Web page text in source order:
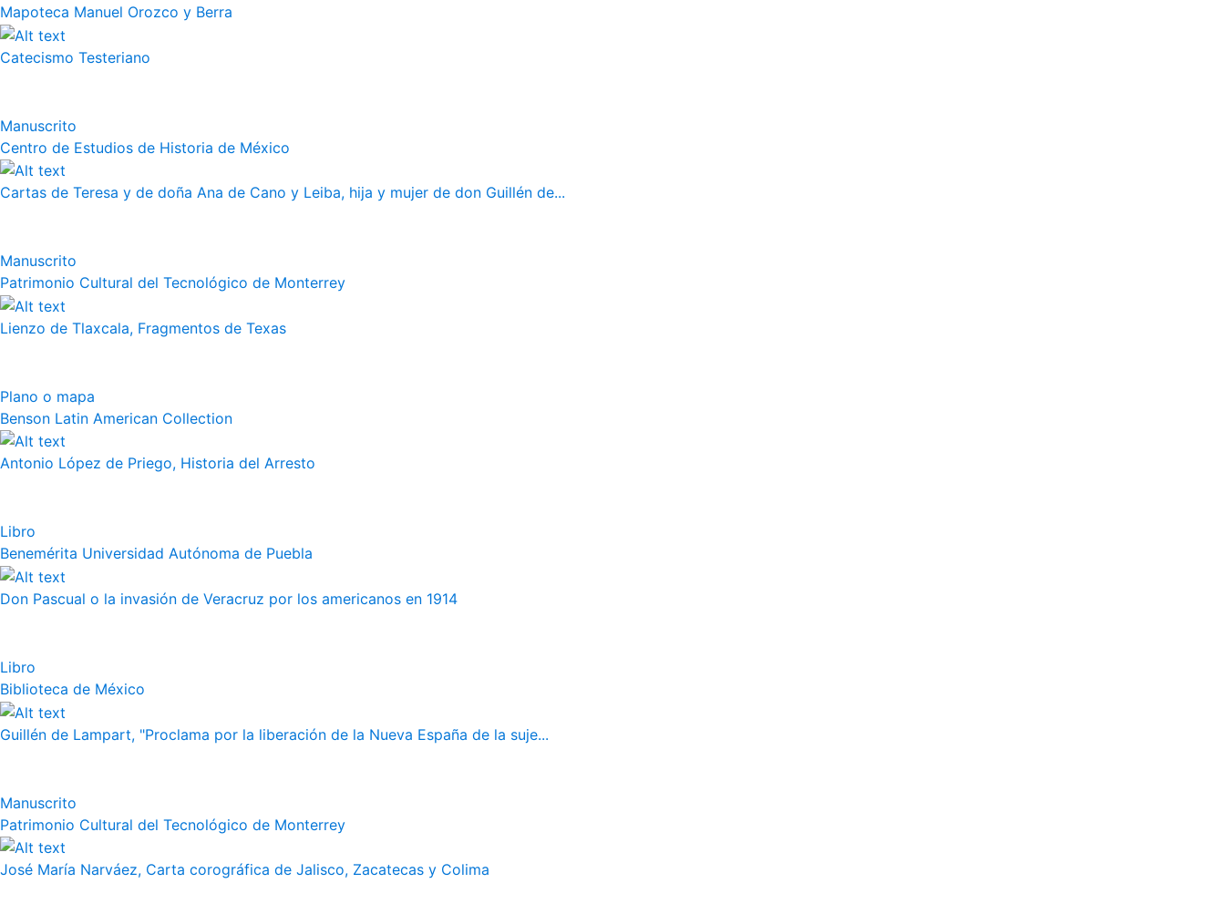
Mapoteca Manuel Orozco y Berra
Catecismo Testeriano
Manuscrito
Centro de Estudios de Historia de México
Cartas de Teresa y de doña Ana de Cano y Leiba, hija y mujer de don Guillén de...
Manuscrito
Patrimonio Cultural del Tecnológico de Monterrey
Lienzo de Tlaxcala, Fragmentos de Texas
Plano o mapa
Benson Latin American Collection
Antonio López de Priego, Historia del Arresto
Libro
Benemérita Universidad Autónoma de Puebla
Don Pascual o la invasión de Veracruz por los americanos en 1914
Libro
Biblioteca de México
Guillén de Lampart, "Proclama por la liberación de la Nueva España de la suje...
Manuscrito
Patrimonio Cultural del Tecnológico de Monterrey
José María Narváez, Carta corográfica de Jalisco, Zacatecas y Colima